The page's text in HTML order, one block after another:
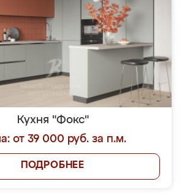
Кухня "Фокс"
от 39 000 руб. за п.м.
ПОДРОБНЕЕ